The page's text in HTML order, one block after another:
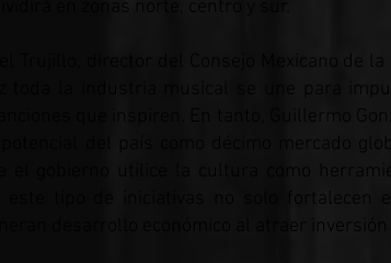
Trujillo, director del Consejo Mexicano de la
toda la industria musical se une para
que inspiren. En tanto, Guillermo
potencial del país como décimo mercado
el gobierno utilice la cultura como
este tipo de iniciativas no solo fortalecen